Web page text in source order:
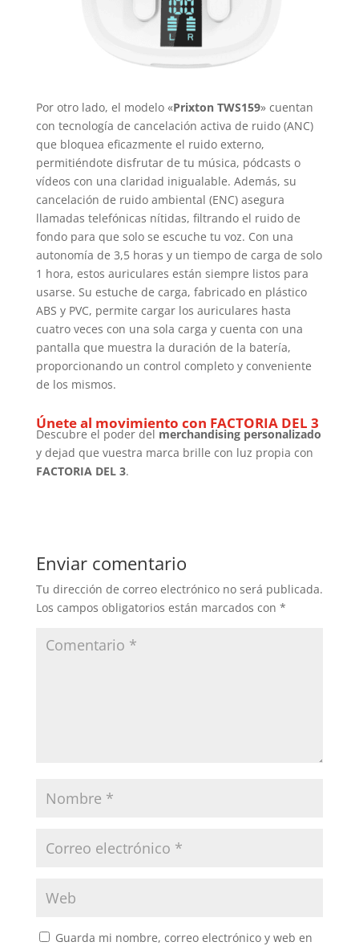
Por otro lado, el modelo «Prixton TWS159» cuentan
con tecnología de cancelación activa de ruido (ANC)
que bloquea eficazmente el ruido externo,
permitiéndote disfrutar de tu música, pódcasts o
vídeos con una claridad inigualable. Además, su
cancelación de ruido ambiental (ENC) asegura
llamadas telefónicas nítidas, filtrando el ruido de
fondo para que solo se escuche tu voz. Con una
autonomía de 3,5 horas y un tiempo de carga de solo
1 hora, estos auriculares están siempre listos para
usarse. Su estuche de carga, fabricado en plástico
ABS y PVC, permite cargar los auriculares hasta
cuatro veces con una sola carga y cuenta con una
pantalla que muestra la duración de la batería,
proporcionando un control completo y conveniente
de los mismos.
Únete al movimiento con FACTORIA DEL 3
Descubre el poder del merchandising personalizado
y dejad que vuestra marca brille con luz propia con
FACTORIA DEL 3.
Enviar comentario
Tu dirección de correo electrónico no será publicada.
Los campos obligatorios están marcados con *
Guarda mi nombre, correo electrónico y web en